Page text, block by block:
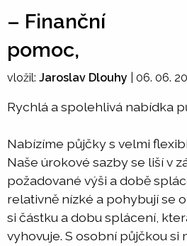
– Finanční
pomoc,
vložil: Jaroslav Dlouhy 06. 06.
Rychlá a spolehlivá nabídka
Nabízíme půjčky s velmi
Naše úrokové sazby se liší v
požadované výši a době
relativně nízké a pohybují se
si částku a dobu splácení,
vyhovuje. S osobní půjčkou si